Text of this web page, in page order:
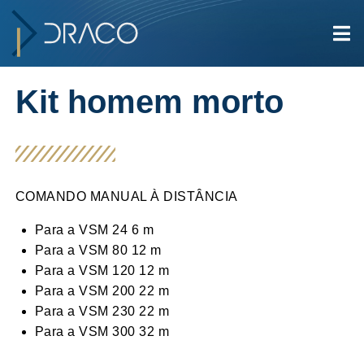
Kit homem morto
COMANDO MANUAL À DISTÂNCIA
Para a VSM 24 6 m
Para a VSM 80 12 m
Para a VSM 120 12 m
Para a VSM 200 22 m
Para a VSM 230 22 m
Para a VSM 300 32 m